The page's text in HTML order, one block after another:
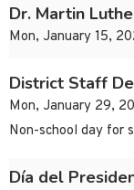
Dr. Martin
Mon, January 15,
District Staff
Mon, January 29,
Non-school day for
Día del